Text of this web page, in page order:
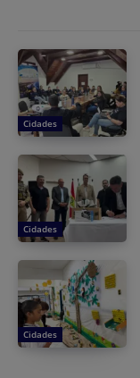
Cidades
Cidades
Cidades